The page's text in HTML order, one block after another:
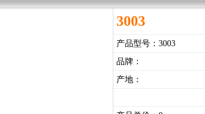
3003
产品型号： 3003
品牌：
产地：